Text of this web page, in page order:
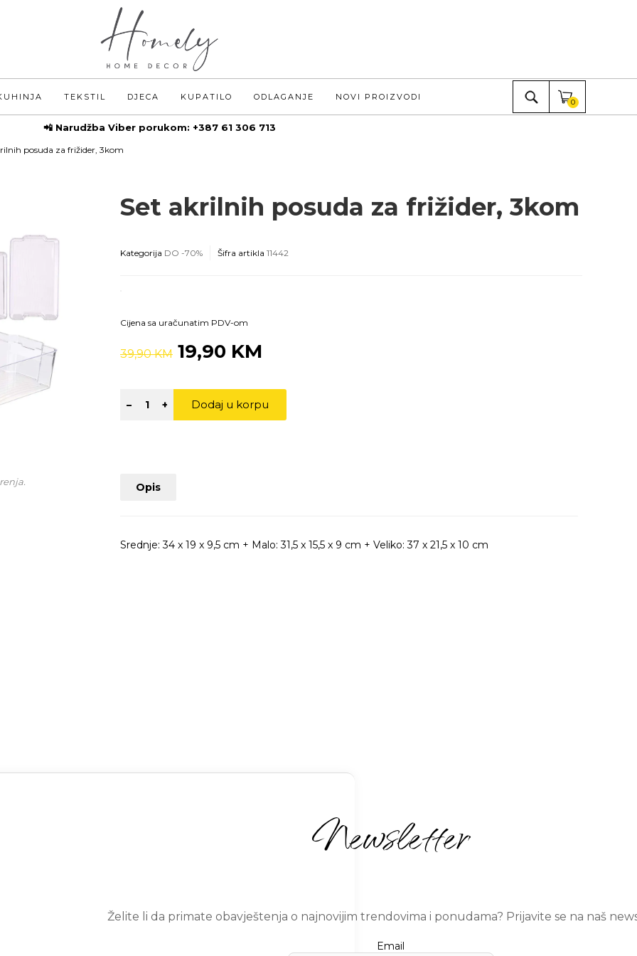
TEKSTIL DJECA KUPATILO ODLAGANJE NOVI PROIZVODI 0
📲 Narudžba Viber porukom: +387 61 306 713
posuda za frižider, 3kom
Set akrilnih posuda za frižider, 3kom
Kategorija DO -70% Šifra artikla 11442
Cijena sa uračunatim PDV-om
39,90 KM 19,90 KM
– + Dodaj u korpu
Opis
Srednje: 34 x 19 x 9,5 cm + Malo: 31,5 x 15,5 x 9 cm + Veliko: 37 x 21,5 x 10 cm
Newsletter
Želite li da primate obavještenja o najnovijim trendovima i ponudama? Prijavite se na naš
Email